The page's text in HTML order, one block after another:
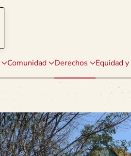
Comunidad Derechos Equidad